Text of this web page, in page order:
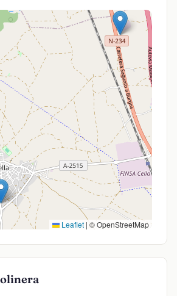
Leaflet | © OpenStreetMap